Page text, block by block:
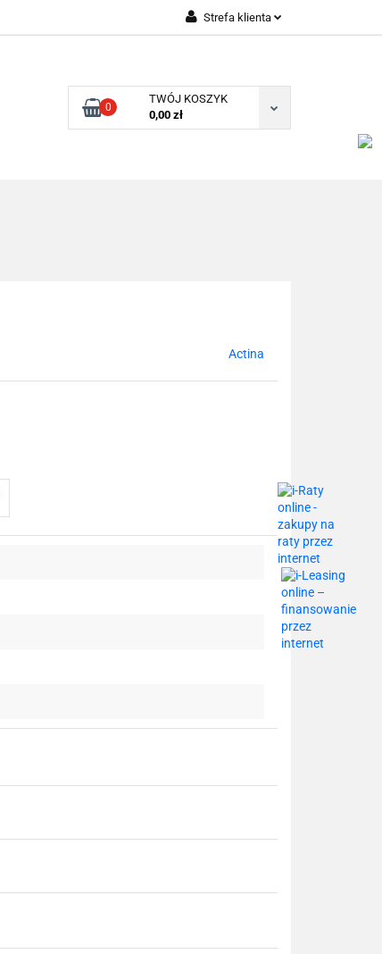
Strefa klienta
Zarejestruj się
Dodaj zgłoszenie
0
TWÓJ KOSZYK
0,00 zł
Actina